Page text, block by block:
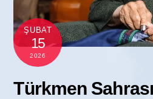
ŞUBAT
15
2026
Türkmen